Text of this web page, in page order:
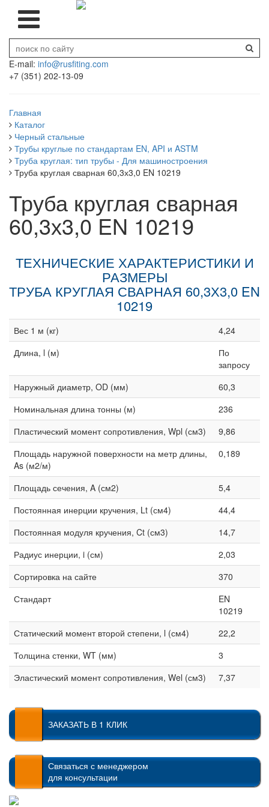
E-mail: info@rusfiting.com
+7 (351) 202-13-09
Главная
Каталог
Черный стальные
Трубы круглые по стандартам EN, API и ASTM
Труба круглая: тип трубы - Для машиностроения
Труба круглая сварная 60,3х3,0 EN 10219
Труба круглая сварная
60,3х3,0 EN 10219
ТЕХНИЧЕСКИЕ ХАРАКТЕРИСТИКИ И
РАЗМЕРЫ
ТРУБА КРУГЛАЯ СВАРНАЯ 60,3Х3,0 EN
10219
Вес 1 м (кг)
4,24
Длина, l (м)
По
запросу
Наружный диаметр, OD (мм)
60,3
Номинальная длина тонны (м)
236
Пластический момент сопротивления, Wpl (см3)
9,86
Площадь наружной поверхности на метр длины,
As (м2/м)
0,189
Площадь сечения, A (см2)
5,4
Постоянная инерции кручения, Lt (см4)
44,4
Постоянная модуля кручения, Ct (см3)
14,7
Радиус инерции, i (см)
2,03
Сортировка на сайте
370
Стандарт
EN
10219
Статический момент второй степени, l (см4)
22,2
Толщина стенки, WT (мм)
3
Эластический момент сопротивления, Wel (см3)
7,37
ЗАКАЗАТЬ В 1 КЛИК
Связаться с менеджером
для консультации